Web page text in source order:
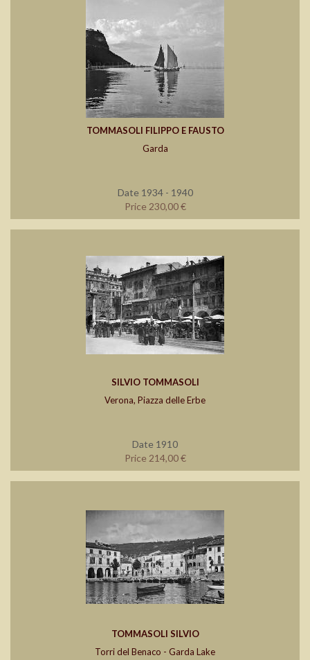
TOMMASOLI FILIPPO E FAUSTO
Garda
Date 1934 - 1940
Price 230,00 €
SILVIO TOMMASOLI
Verona, Piazza delle Erbe
Date 1910
Price 214,00 €
TOMMASOLI SILVIO
Torri del Benaco - Garda Lake